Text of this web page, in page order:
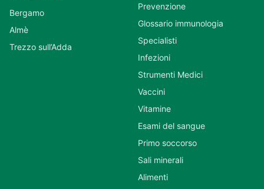
Bergamo
Almè
Trezzo sull’Adda
Prevenzione
Glossario immunologia
Specialisti
Infezioni
Strumenti Medici
Vaccini
Vitamine
Esami del sangue
Primo soccorso
Sali minerali
Alimenti